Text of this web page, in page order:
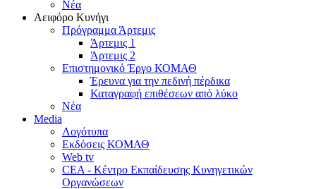
Νέα
Αειφόρο Κυνήγι
Πρόγραμμα Άρτεμις
Άρτεμις 1
Άρτεμις 2
Επιστημονικό Έργο ΚΟΜΑΘ
Έρευνα για την πεδινή πέρδικα
Καταγραφή επιθέσεων από λύκο
Νέα
Media
Λογότυπα
Εκδόσεις ΚΟΜΑΘ
Web tv
CEA - Κέντρο Εκπαίδευσης Κυνηγετικών
Οργανώσεων